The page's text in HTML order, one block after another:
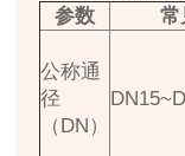
参数
常
公称通
径
（DN）